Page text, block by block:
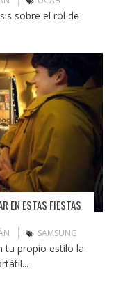
sobre el rol de
EN ESTAS FIESTAS
SAMSUNG
tu propio estilo la